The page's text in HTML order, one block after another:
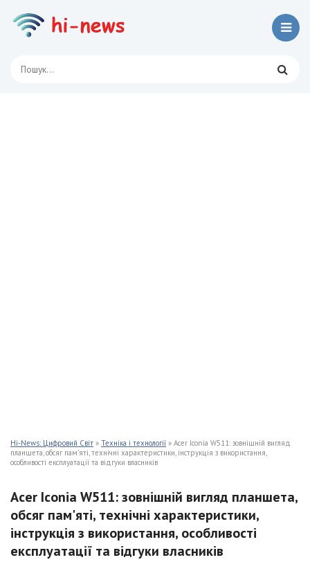
Hi-News: Цифровий Світ » Техніка і технології » Acer Iconia W511: зовнішній вигляд
планшета, обсяг пам'яті, технічні характеристики, інструкція з використання,
особливості експлуатації та відгуки власників
Acer Iconia W511: зовнішній вигляд планшета,
обсяг пам'яті, технічні характеристики,
інструкція з використання, особливості
експлуатації та відгуки власників